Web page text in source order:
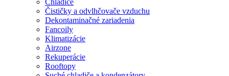
Chladiče
Čističky a odvlhčovače vzduchu
Dekontaminačné zariadenia
Fancoily
Klimatizácie
Airzone
Rekuperácie
Rooftopy